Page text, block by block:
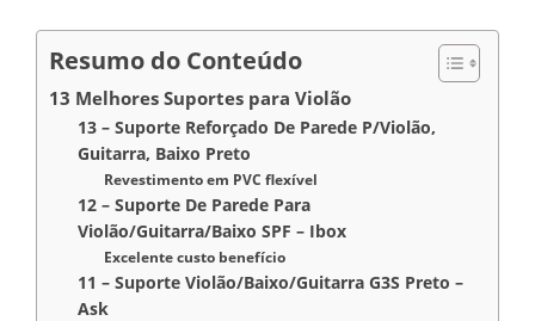
Resumo do Conteúdo
13 Melhores Suportes para Violão
13 – Suporte Reforçado De Parede P/Violão,
Guitarra, Baixo Preto
Revestimento em PVC flexível
12 – Suporte De Parede Para
Violão/Guitarra/Baixo SPF – Ibox
Excelente custo benefício
11 – Suporte Violão/Baixo/Guitarra G3S Preto –
Ask